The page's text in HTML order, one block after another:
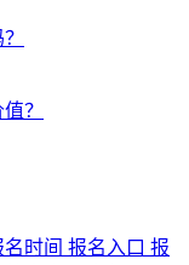
？
名时间 报名入口 报